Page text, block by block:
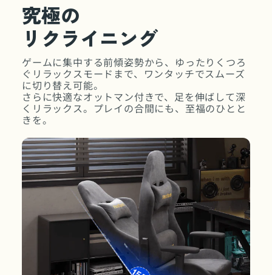
究極の
リクライニング
ゲームに集中する前傾姿勢から、ゆったりくつろ
ぐリラックスモードまで、ワンタッチでスムーズ
に切り替え可能。
さらに快適なオットマン付きで、足を伸ばして深
くリラックス。プレイの合間にも、至福のひとと
きを。